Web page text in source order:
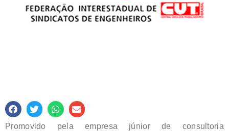
Promovido pela empresa júnior de consultoria